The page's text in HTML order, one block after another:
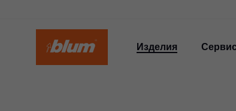
Изделия